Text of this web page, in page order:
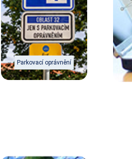
Parkovací oprávnění